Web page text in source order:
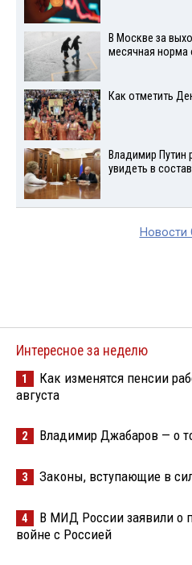
В Москве за
месячная норма
Как отметить
Владимир Путин
увидеть в
Интересное за неделю
1
Как изменятся пенсии
августа
2 Владимир Джабаров — о
3 Законы, вступающие в
4
В МИД России заявили о
войне с Россией